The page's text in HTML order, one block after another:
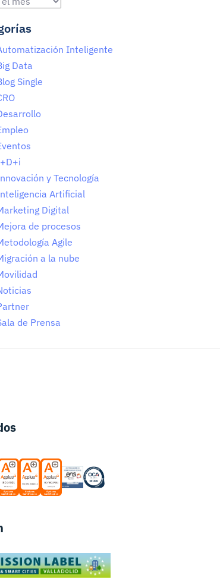
Inteligente
Data
Single
y Tecnología
Artificial
Digital
de procesos
Agile
a la nube
de Prensa